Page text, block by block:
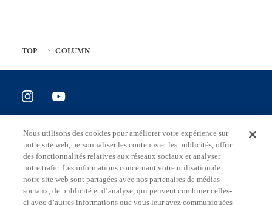
TOP COLUMN
Enquête de satisfaction du site
Adresse
Nous utilisons des cookies pour améliorer votre expérience sur
notre site web, personnaliser les contenus et les publicités, offrir
des fonctionnalités relatives aux réseaux sociaux et analyser
notre trafic. Les informations concernant votre utilisation de
notre site web sont partagées avec nos partenaires de médias
sociaux, de publicité et d’analyse, qui peuvent combiner celles-
ci avec d’autres informations que vous leur avez communiquées